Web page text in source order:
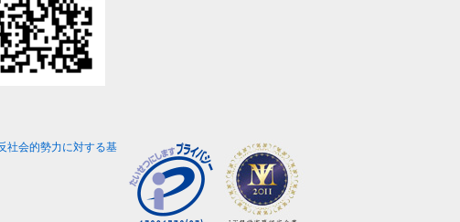
社会的勢力に対する基